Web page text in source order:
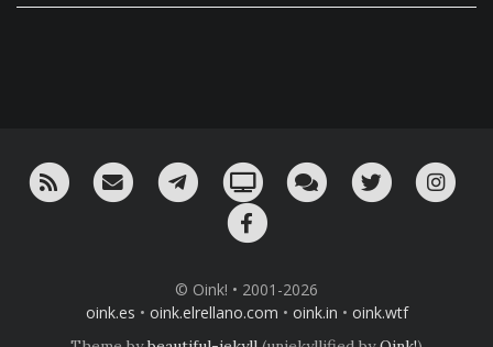
RSS ¡Mándame un email!¡Nuestro canal en Telegram!
Oink! TV Charla con nosotros
Twitter
© Oink! • 2001-2026
oink.es • oink.elrellano.com • oink.in • oink.wtf